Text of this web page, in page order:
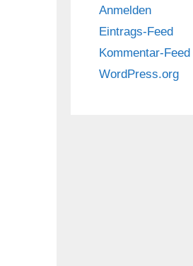
Anmelden
Eintrags-Feed
Kommentar-Feed
WordPress.org